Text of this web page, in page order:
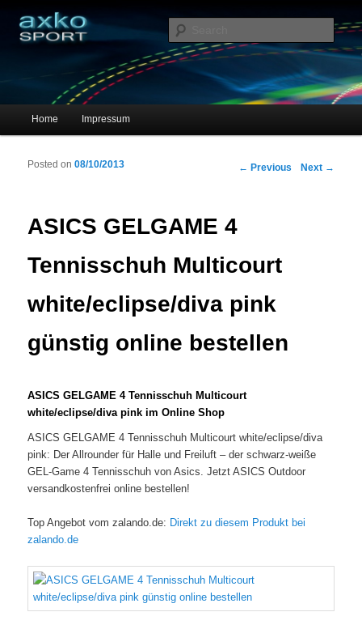
axko-sport – Sportschuhe online
Main menu
Skip to primary content
Skip to secondary content
Home Impressum
Post navigation
← Previous Next →
ASICS GELGAME 4
Tennisschuh Multicourt
white/eclipse/diva pink
günstig online bestellen
Posted on08/10/2013
ASICS GELGAME 4 Tennisschuh Multicourt
white/eclipse/diva pink im Online Shop
ASICS GELGAME 4 Tennisschuh Multicourt white/eclipse/diva
pink: Der Allrounder für Halle und Freiluft – der schwarz-weiße
GEL-Game 4 Tennisschuh von Asics. Jetzt ASICS Outdoor
versandkostenfrei online bestellen!
Top Angebot vom zalando.de: Direkt zu diesem Produkt bei
zalando.de